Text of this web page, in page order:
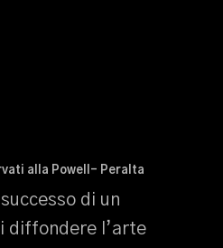
alla Powell- Peralta
di un
diffondere l’arte